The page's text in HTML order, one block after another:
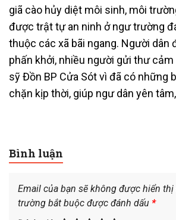
giã cào hủy diệt môi sinh, môi
được trật tự an ninh ở ngư trường
thuộc các xã bãi ngang. Người dân
phấn khởi, nhiều người gửi thư cảm
sỹ Đồn BP Cửa Sót vì đã có những
chặn kịp thời, giúp ngư dân yên
Bình luận
Email của bạn sẽ không được hiển thị
trường bắt buộc được đánh dấu *